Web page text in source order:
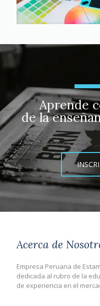
Aprende
de la
Acerca de
Empresa Peruana de
dedicada al rubro de la
de experiencia en el